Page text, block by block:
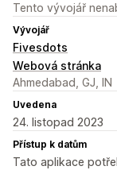
Tento vývojář
Vývojář
Fivesdots
Webová stránka
Ahmedabad, GJ, IN
Uvedena
24. listopad 2023
Přístup k datům
Tato aplikace